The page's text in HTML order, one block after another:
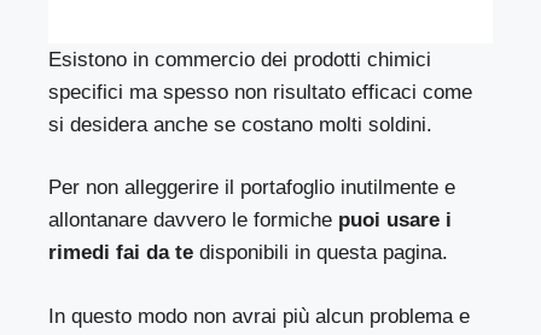
Esistono in commercio dei prodotti chimici
specifici ma spesso non risultato efficaci come
si desidera anche se costano molti soldini.
Per non alleggerire il portafoglio inutilmente e
allontanare davvero le formiche puoi usare i
rimedi fai da te disponibili in questa pagina.
In questo modo non avrai più alcun problema e